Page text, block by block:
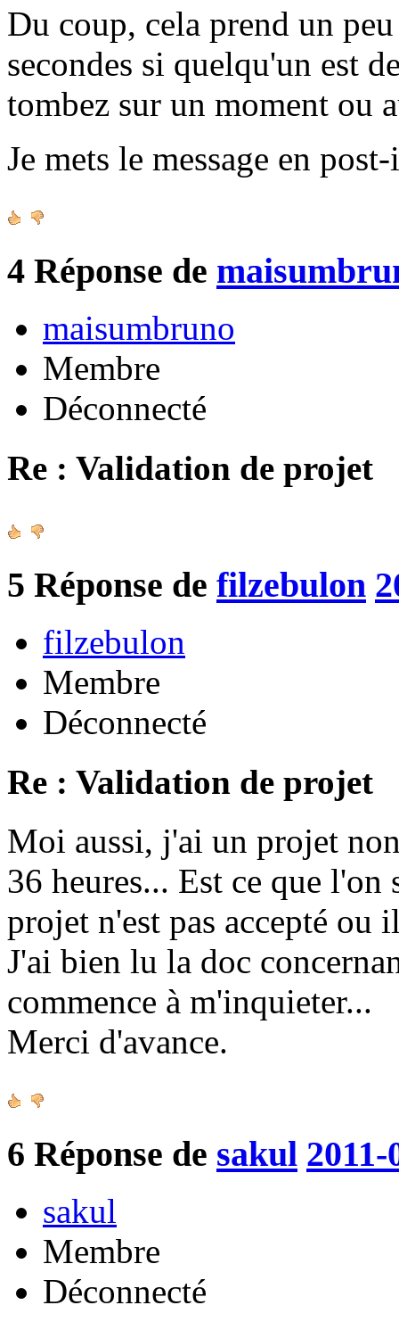
Du coup, cela prend un
secondes si quelqu'un est
tombez sur un moment ou
Je mets le message en
4 Réponse de
maisumbruno
Membre
Déconnecté
Re : Validation de projet
5 Réponse de filzebulon
filzebulon
Membre
Déconnecté
Re : Validation de projet
Moi aussi, j'ai un projet
36 heures... Est ce que l'on
projet n'est pas accepté ou
J'ai bien lu la doc
commence à m'inquieter...
Merci d'avance.
6 Réponse de sakul
sakul
Membre
Déconnecté